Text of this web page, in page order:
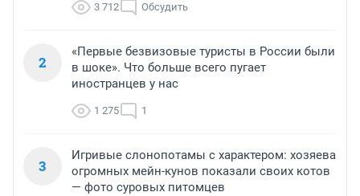
3 712 Обсудить
2
«Первые безвизовые туристы в России были
в шоке». Что больше всего пугает
иностранцев у нас
1 275 1
3
Игривые слонопотамы с характером: хозяева
огромных мейн-кунов показали своих котов
— фото суровых питомцев